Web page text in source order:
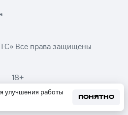
улучшения работы
ПОНЯТНО
Все права защищены
18+